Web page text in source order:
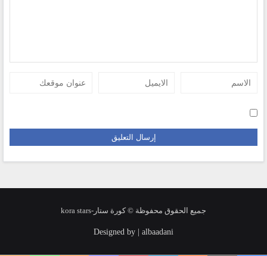
جميع الحقوق محفوظة © كورة ستار-kora stars
Designed by | albaadani